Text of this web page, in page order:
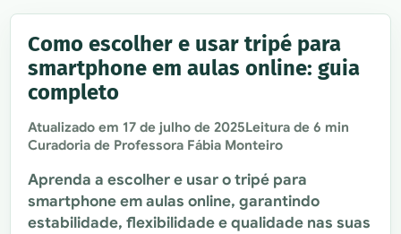
Como escolher e usar tripé para
smartphone em aulas online: guia
completo
Atualizado em17 de julho de 2025Leitura de 6 min
Curadoria de Professora Fábia Monteiro
Aprenda a escolher e usar o tripé para
smartphone em aulas online, garantindo
estabilidade, flexibilidade e qualidade nas suas